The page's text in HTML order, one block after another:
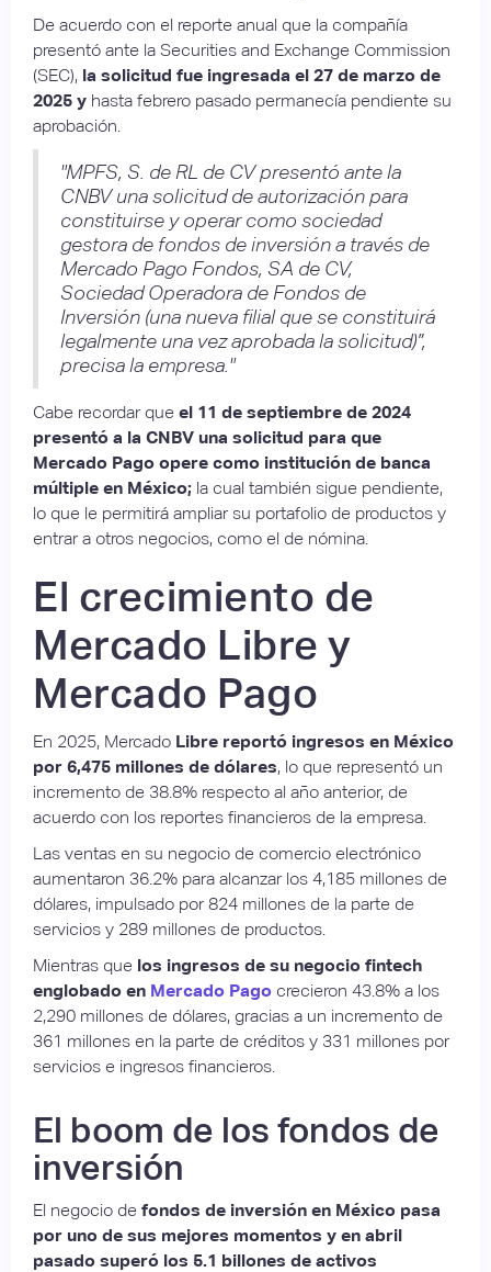
De acuerdo con el reporte anual que la compañía
presentó ante la Securities and Exchange Commission
(SEC), la solicitud fue ingresada el 27 de marzo de
2025 y hasta febrero pasado permanecía pendiente su
aprobación.
"MPFS, S. de RL de CV presentó ante la
CNBV una solicitud de autorización para
constituirse y operar como sociedad
gestora de fondos de inversión a través de
Mercado Pago Fondos, SA de CV,
Sociedad Operadora de Fondos de
Inversión (una nueva filial que se constituirá
legalmente una vez aprobada la solicitud)”,
precisa la empresa."
Cabe recordar que el 11 de septiembre de 2024
presentó a la CNBV una solicitud para que
Mercado Pago opere como institución de banca
múltiple en México; la cual también sigue pendiente,
lo que le permitirá ampliar su portafolio de productos y
entrar a otros negocios, como el de nómina.
El crecimiento de
Mercado Libre y
Mercado Pago
En 2025, Mercado Libre reportó ingresos en México
por 6,475 millones de dólares, lo que representó un
incremento de 38.8% respecto al año anterior, de
acuerdo con los reportes financieros de la empresa.
Las ventas en su negocio de comercio electrónico
aumentaron 36.2% para alcanzar los 4,185 millones de
dólares, impulsado por 824 millones de la parte de
servicios y 289 millones de productos.
Mientras que los ingresos de su negocio fintech
englobado en Mercado Pago crecieron 43.8% a los
2,290 millones de dólares, gracias a un incremento de
361 millones en la parte de créditos y 331 millones por
servicios e ingresos financieros.
El boom de los fondos de
inversión
El negocio de fondos de inversión en México pasa
por uno de sus mejores momentos y en abril
pasado superó los 5.1 billones de activos